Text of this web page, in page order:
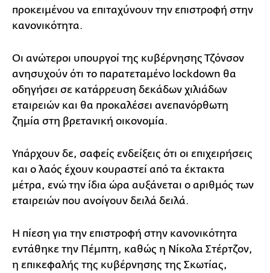
προκειμένου να επιταχύνουν την επιστροφή στην
κανονικότητα.
Οι ανώτεροι υπουργοί της κυβέρνησης Τζόνσον
ανησυχούν ότι το παρατεταμένο lockdown θα
οδηγήσει σε κατάρρευση δεκάδων χιλιάδων
εταιρειών και θα προκαλέσει ανεπανόρθωτη
ζημία στη βρετανική οικονομία.
Υπάρχουν δε, σαφείς ενδείξεις ότι οι επιχειρήσεις
και ο λαός έχουν κουραστεί από τα έκτακτα
μέτρα, ενώ την ίδια ώρα αυξάνεται ο αριθμός των
εταιρειών που ανοίγουν δειλά δειλά.
Η πίεση για την επιστροφή στην κανονικότητα
εντάθηκε την Πέμπτη, καθώς η Νίκολα Στέρτζον,
η επικεφαλής της κυβέρνησης της Σκωτίας,